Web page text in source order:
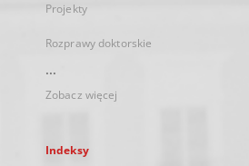
Projekty
Rozprawy doktorskie
...
Zobacz więcej
Indeksy